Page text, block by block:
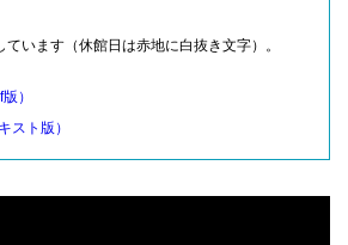
います（休館日は赤地に白抜き文字）。
）
スト版）